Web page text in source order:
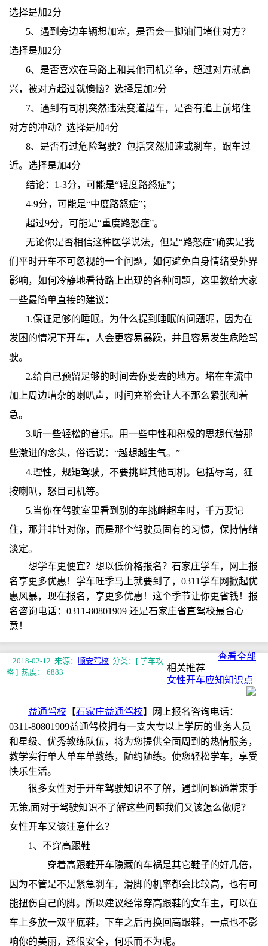
选择是加2分
5、遇到旁边车辆想加塞，是否会一脚油门堵住对方？
选择是加2分
6、是否喜欢在马路上和其他司机竞争，超过对方就高
兴，被对方超过就懊恼？选择是加2分
7、遇到有司机突然违法变道超车，是否有追上前堵住
对方的冲动？选择是加4分
8、是否有过危险驾驶？包括突然加速或刹车，跟车过
近。选择是加4分
结论：1-3分，可能是“轻度路怒症”；
4-9分，可能是“中度路怒症”；
超过9分，可能是“重度路怒症”。
无论你是否相信这种医学说法，但是“路怒症”确实是我
们平时开车不可忽视的一个问题，如何避免自身情绪受外界
影响，如何冷静地看待路上出现的各种问题，这里教给大家
一些最简单直接的建议：
1.保证足够的睡眠。为什么提到睡眠的问题呢，因为在
发困的情况下开车，人会更容易暴躁，并且容易发生危险驾
驶。
2.给自己预留足够的时间去你要去的地方。堵在车流中
加上周边嘈杂的喇叭声，时间充裕会让人不那么紧张和着
急。
3.听一些轻松的音乐。用一些中性和积极的思想代替那
些激进的念头，俗话说：“越想越生气。”
4.理性，规矩驾驶，不要挑衅其他司机。包括辱骂，狂
按喇叭，怒目司机等。
5.当你在驾驶室里看到别的车挑衅超车时，千万要记
住，那并非针对你，而是那个驾驶员固有的习惯，保持情绪
淡定。
想学车更便宜？想以低价格报名？石家庄学车，网上报
名享更多优惠！学车旺季马上就要到了，0311学车网掀起优
惠风暴，现在报名，享更多优惠！这个季节让你更省钱！报
名咨询电话：0311-80801909 还是石家庄省直驾校最合心
意！
2018-02-12 来源：顺安驾校 分类：[ 学车攻
略 ] 热度： 6883
查看全部
相关推荐
女性开车应知知识点
益通驾校 【石家庄益通驾校】网上报名咨询电话：
0311-80801909益通驾校拥有一支大专以上学历的业务人员
和星级、优秀教练队伍，将为您提供全面周到的热情服务，
教学实行单人单车单教练，随约随练。使您轻松学车，享受
快乐生活。
很多女性对于开车驾驶知识不了解，遇到问题通常束手
无策,面对于驾驶知识不了解这些问题我们又该怎么做呢？
女性开车又该注意什么？
1、不穿高跟鞋
穿着高跟鞋开车隐藏的车祸是其它鞋子的好几倍，
因为不管是不是紧急刹车，滑脚的机率都会比较高，也有可
能扭伤自己的脚。所以建议经常穿高跟鞋的女车主，可以在
车上多放一双平底鞋，下车之后再换回高跟鞋，一点也不影
响你的美丽，还很安全，何乐而不为呢。